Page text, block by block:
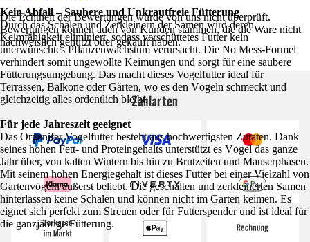
Kein Abfall – Saubere und Unkrautfreie Fütterung
Durch das Schälen und Zerkleinern der Samen wird deren
Keimfähigkeit eliminiert, sodass verschüttetes Futter kein
unerwünschtes Pflanzenwachstum verursacht. Die No Mess-Formel
verhindert somit ungewollte Keimungen und sorgt für eine saubere
Fütterungsumgebung. Das macht dieses Vogelfutter ideal für
Terrassen, Balkone oder Gärten, wo es den Vögeln schmeckt und
gleichzeitig alles ordentlich bleibt.
Für jede Jahreszeit geeignet
Das Organifer Vogelfutter besteht aus hochwertigsten Zutaten. Dank
seines hohen Fett- und Proteingehalts unterstützt es Vögel das ganze
Jahr über, von kalten Wintern bis hin zu Brutzeiten und Mauserphasen.
Mit seinem hohen Energiegehalt ist dieses Futter bei einer Vielzahl von
Gartenvögeln äußerst beliebt. Die geschälten und zerkleinerten Samen
hinterlassen keine Schalen und können nicht im Garten keimen. Es
eignet sich perfekt zum Streuen oder für Futterspender und ist ideal für
die ganzjährige Fütterung.
Die Echtheit der Bewertungen wurde von uns nicht überprüft.
Bewertungen können auch von Kunden stammen, die die Ware nicht
nachweislich genutzt oder gekauft haben.
Zahlarten